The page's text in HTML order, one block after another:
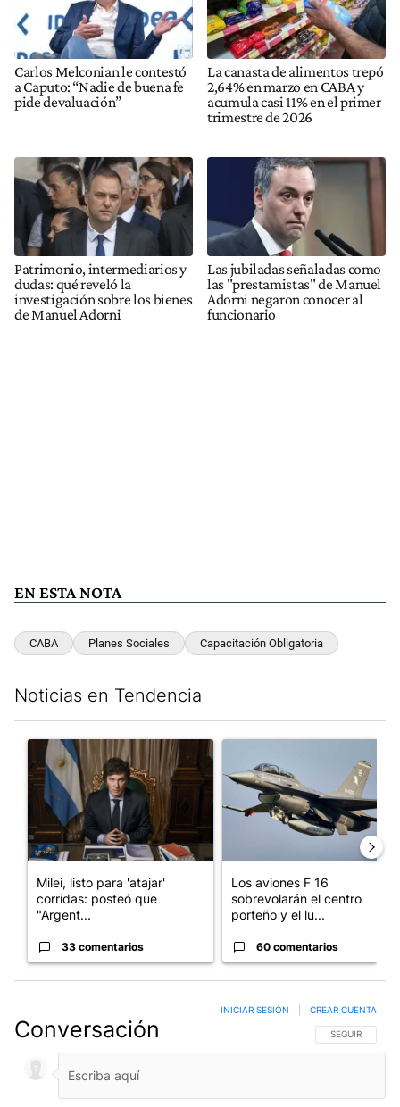
Carlos Melconian le contestó
a Caputo: “Nadie de buena fe
pide devaluación”
La canasta de alimentos trepó
2,64% en marzo en CABA y
acumula casi 11% en el primer
trimestre de 2026
Patrimonio, intermediarios y
dudas: qué reveló la
investigación sobre los bienes
de Manuel Adorni
Las jubiladas señaladas como
las "prestamistas" de Manuel
Adorni negaron conocer al
funcionario
EN ESTA NOTA
CABA Planes Sociales Capacitación Obligatoria
Noticias en Tendencia
Un artículo de tendencia con el título "Milei, listo para 'atajar'
Milei, listo para 'atajar'
corridas: posteó que
"Argent...
33 comentarios
Los aviones F 16
sobrevolarán el centro
porteño y el lu...
60 comentarios
Conversación SIGA ESTA
SEGUIR
INICIAR SESIÓN CREAR CUENTA